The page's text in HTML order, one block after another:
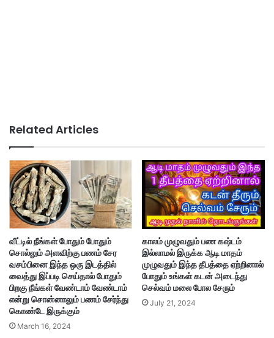
Related Articles
வீட்டில் நீங்கள் போதும் போதும்
சொல்லும் அளவிற்கு பணம் சேர
வசம்பினை இந்த ஒரு இடத்தில்
வைத்து இப்படி செய்தால் போதும்
பிறகு நீங்கள் வேண்டாம் வேண்டாம்
என்று சொன்னாலும் பணம் சேர்ந்து
கொண்டே இருக்கும்
March 16, 2024
காலம் முழுவதும் பண கஷ்டம்
இல்லாமல் இருக்க ஆடி மாதம்
முழுவதும் இந்த தீபத்தை ஏற்றினால்
போதும் உங்கள் கடன் அடைந்து
செல்வம் மலை போல சேரும்
July 21, 2024